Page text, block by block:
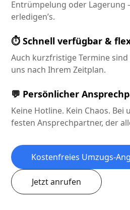
Entrümpelung oder Lagerung
erledigen’s.
⏱️ Schnell verfügbar &
Auch kurzfristige Termine
uns nach Ihrem Zeitplan.
💬 Persönlicher
Keine Hotline. Kein Chaos. Bei
festen Ansprechpartner, der
Kostenfreies Umzugs-
Jetzt anrufen